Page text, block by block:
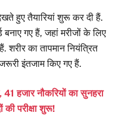
हुए तैयारियां शुरू कर दी हैं.
गए हैं, जहां मरीजों के लिए
शरीर का तापमान नियंत्रित
इंतजाम किए गए हैं.
41 हजार नौकरियों का सुनहरा
की परीक्षा शुरू!